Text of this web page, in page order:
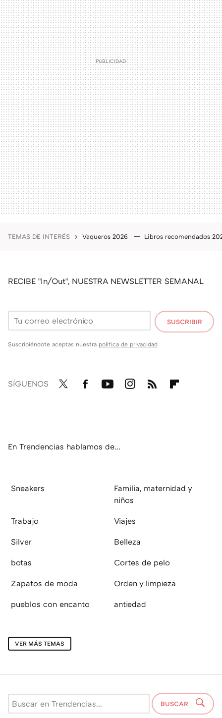
TEMAS DE INTERÉS Vaqueros 2026 Libros recomendados
RECIBE "In/Out", NUESTRA NEWSLETTER SEMANAL
SUSCRIBIR
Suscribiéndote aceptas nuestra política de privacidad
SÍGUENOS
En Trendencias hablamos de...
Sneakers
Familia, maternidad y
niños
Trabajo Viajes
Silver Belleza
botas Cortes de pelo
Zapatos de moda Orden y limpieza
pueblos con encanto antiedad
VER MÁS TEMAS
BUSCAR